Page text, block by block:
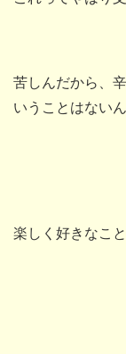
苦しんだから、
いうことはないん
楽しく好きなこ